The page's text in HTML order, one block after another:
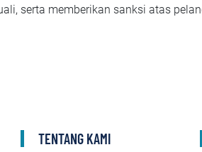
serta memberikan sanksi atas
TENTANG KAMI